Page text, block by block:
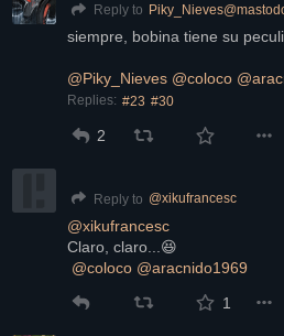
Reply to
siempre, bobina tiene su
@Piky_Nieves @coloco @
Replies: #23 #30
2
Reply to @xikufrancesc
@xikufrancesc
Claro, claro...😆
@coloco @aracnido1969
1